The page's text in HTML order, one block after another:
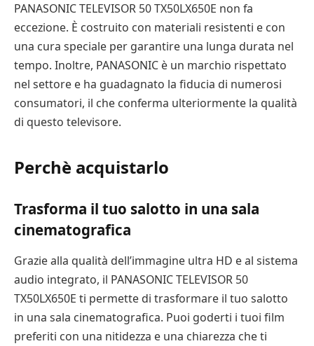
PANASONIC TELEVISOR 50 TX50LX650E non fa
eccezione. È costruito con materiali resistenti e con
una cura speciale per garantire una lunga durata nel
tempo. Inoltre, PANASONIC è un marchio rispettato
nel settore e ha guadagnato la fiducia di numerosi
consumatori, il che conferma ulteriormente la qualità
di questo televisore.
Perchè acquistarlo
Trasforma il tuo salotto in una sala
cinematografica
Grazie alla qualità dell’immagine ultra HD e al sistema
audio integrato, il PANASONIC TELEVISOR 50
TX50LX650E ti permette di trasformare il tuo salotto
in una sala cinematografica. Puoi goderti i tuoi film
preferiti con una nitidezza e una chiarezza che ti